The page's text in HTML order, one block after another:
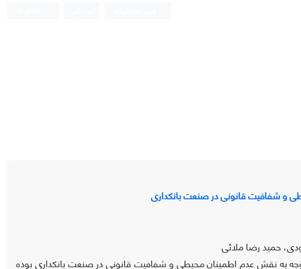
و شفافیت قانونی در صنعت بانکداری
حمید رضا ملائی
به نقش عدم اطمینان محیطی و شفافیت قانونی در صنعت بانکداری بوده